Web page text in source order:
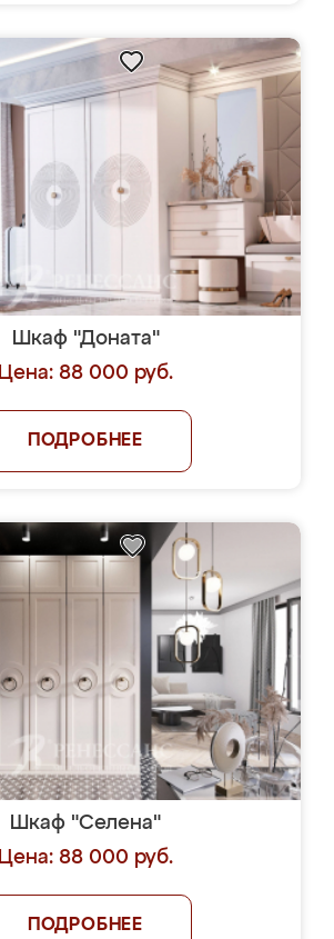
Шкаф "Доната"
Цена: 88 000 руб.
ПОДРОБНЕЕ
Шкаф "Селена"
Цена: 88 000 руб.
ПОДРОБНЕЕ